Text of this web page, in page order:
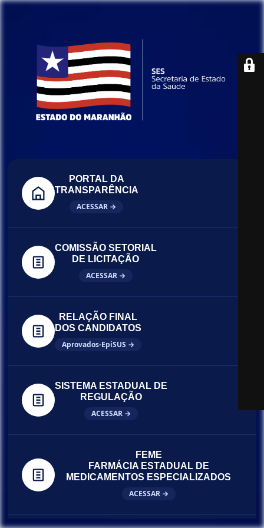
PORTAL DA
TRANSPARÊNCIA
ACESSAR →
COMISSÃO SETORIAL
DE LICITAÇÃO
ACESSAR →
RELAÇÃO FINAL
DOS CANDIDATOS
Aprovados-EpiSUS →
SISTEMA ESTADUAL DE
REGULAÇÃO
ACESSAR →
FEME
FARMÁCIA ESTADUAL DE
MEDICAMENTOS ESPECIALIZADOS
ACESSAR →